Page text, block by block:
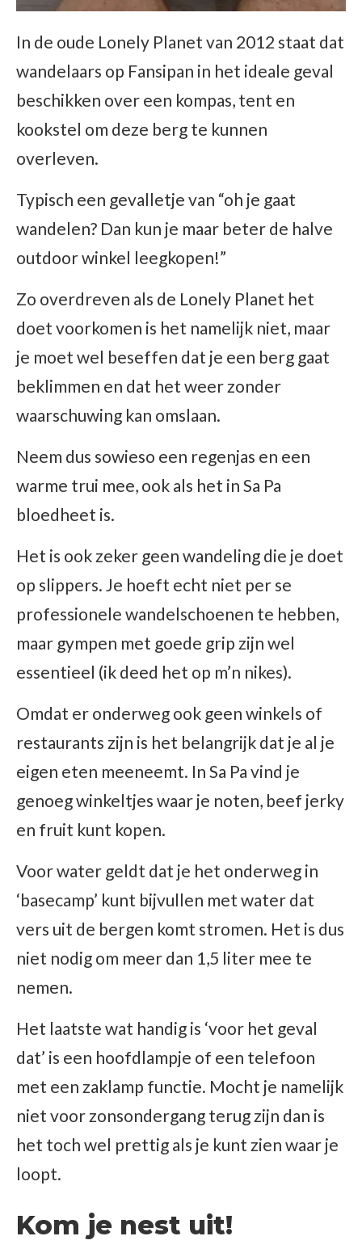
In de oude Lonely Planet van 2012 staat dat
wandelaars op Fansipan in het ideale geval
beschikken over een kompas, tent en
kookstel om deze berg te kunnen
overleven.
Typisch een gevalletje van “oh je gaat
wandelen? Dan kun je maar beter de halve
outdoor winkel leegkopen!”
Zo overdreven als de Lonely Planet het
doet voorkomen is het namelijk niet, maar
je moet wel beseffen dat je een berg gaat
beklimmen en dat het weer zonder
waarschuwing kan omslaan.
Neem dus sowieso een regenjas en een
warme trui mee, ook als het in Sa Pa
bloedheet is.
Het is ook zeker geen wandeling die je doet
op slippers. Je hoeft echt niet per se
professionele wandelschoenen te hebben,
maar gympen met goede grip zijn wel
essentieel (ik deed het op m’n nikes).
Omdat er onderweg ook geen winkels of
restaurants zijn is het belangrijk dat je al je
eigen eten meeneemt. In Sa Pa vind je
genoeg winkeltjes waar je noten, beef jerky
en fruit kunt kopen.
Voor water geldt dat je het onderweg in
‘basecamp’ kunt bijvullen met water dat
vers uit de bergen komt stromen. Het is dus
niet nodig om meer dan 1,5 liter mee te
nemen.
Het laatste wat handig is ‘voor het geval
dat’ is een hoofdlampje of een telefoon
met een zaklamp functie. Mocht je namelijk
niet voor zonsondergang terug zijn dan is
het toch wel prettig als je kunt zien waar je
loopt.
Kom je nest uit!